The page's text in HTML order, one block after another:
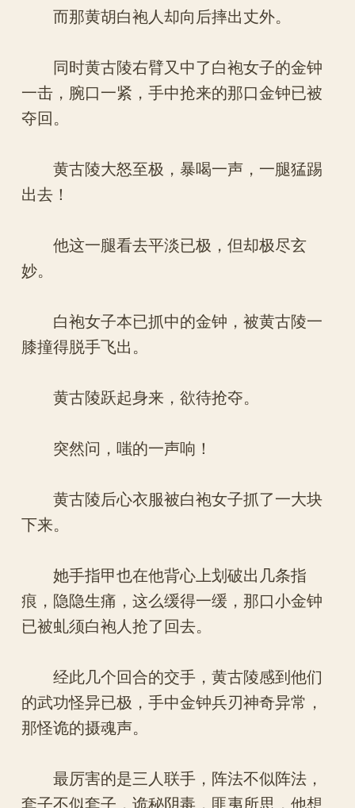
而那黄胡白袍人却向后摔出丈外。
同时黄古陵右臂又中了白袍女子的金钟
一击，腕口一紧，手中抢来的那口金钟已被
夺回。
黄古陵大怒至极，暴喝一声，一腿猛踢
出去！
他这一腿看去平淡已极，但却极尽玄
妙。
白袍女子本已抓中的金钟，被黄古陵一
膝撞得脱手飞出。
黄古陵跃起身来，欲待抢夺。
突然问，嗤的一声响！
黄古陵后心衣服被白袍女子抓了一大块
下来。
她手指甲也在他背心上划破出几条指
痕，隐隐生痛，这么缓得一缓，那口小金钟
已被虬须白袍人抢了回去。
经此几个回合的交手，黄古陵感到他们
的武功怪异已极，手中金钟兵刃神奇异常，
那怪诡的摄魂声。
最厉害的是三人联手，阵法不似阵法，
套子不似套子，诡秘阴毒，匪夷所思，他想